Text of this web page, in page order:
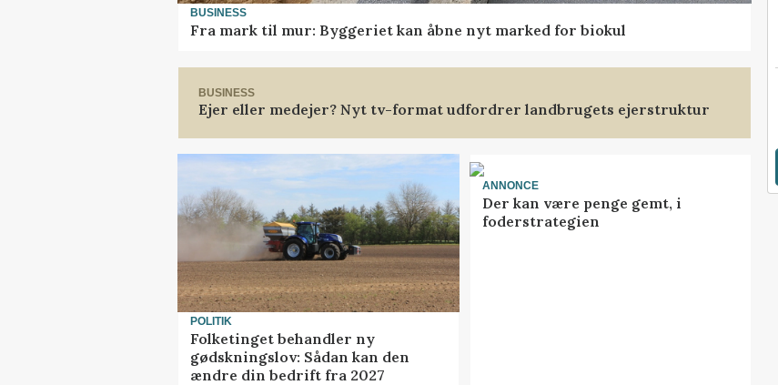
BUSINESS
Fra mark til mur: Byggeriet kan åbne nyt marked for biokul
BUSINESS
Ejer eller medejer? Nyt tv-format udfordrer landbrugets ejerstruktur
POLITIK
Folketinget behandler ny
gødskningslov: Sådan kan den
ændre din bedrift fra 2027
ANNONCE
Der kan være penge gemt, i
foderstrategien